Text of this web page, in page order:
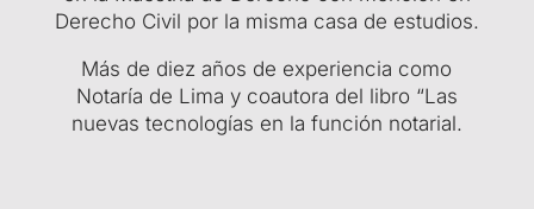
Derecho Civil por la misma casa de estudios.
Más de diez años de experiencia como
Notaría de Lima y coautora del libro “Las
nuevas tecnologías en la función notarial.